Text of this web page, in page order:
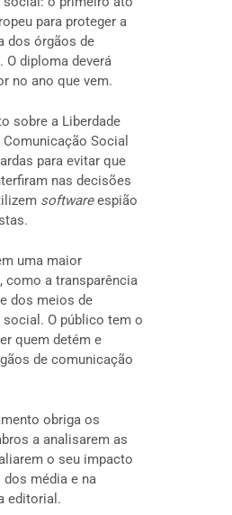
para proteger a
dos órgãos de
O diploma deverá
no ano que vem.
sobre a Liberdade
Social
para evitar que
nas decisões
softwareespião
uma maior
como a transparência
dos meios de
O público tem o
quem detém e
de comunicação
obriga os
a analisarem as
o seu impacto
média e na
editorial.